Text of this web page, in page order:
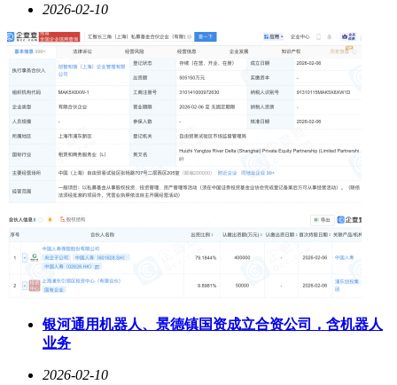
2026-02-10
银河通用机器人、景德镇国资成立合资公司，含机器人
业务
2026-02-10